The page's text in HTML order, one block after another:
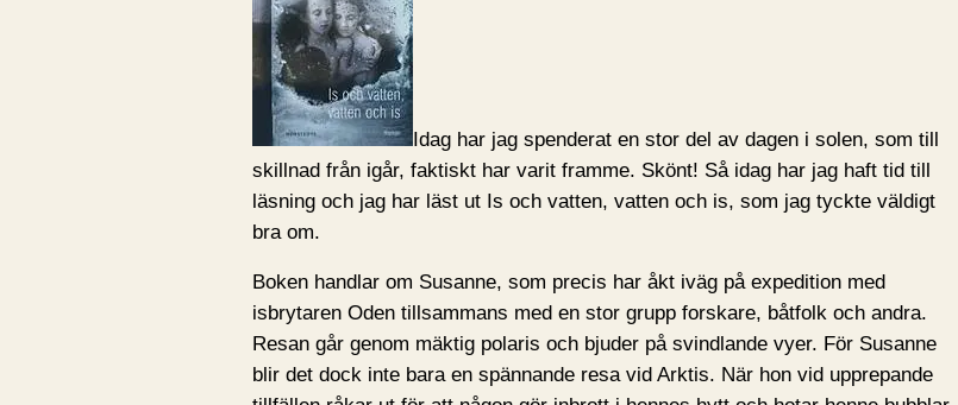
Idag har jag spenderat en stor del av dagen i solen, som till
skillnad från igår, faktiskt har varit framme. Skönt! Så idag har jag haft tid till
läsning och jag har läst ut Is och vatten, vatten och is, som jag tyckte väldigt
bra om.
Boken handlar om Susanne, som precis har åkt iväg på expedition med
isbrytaren Oden tillsammans med en stor grupp forskare, båtfolk och andra.
Resan går genom mäktig polaris och bjuder på svindlande vyer. För Susanne
blir det dock inte bara en spännande resa vid Arktis. När hon vid upprepande